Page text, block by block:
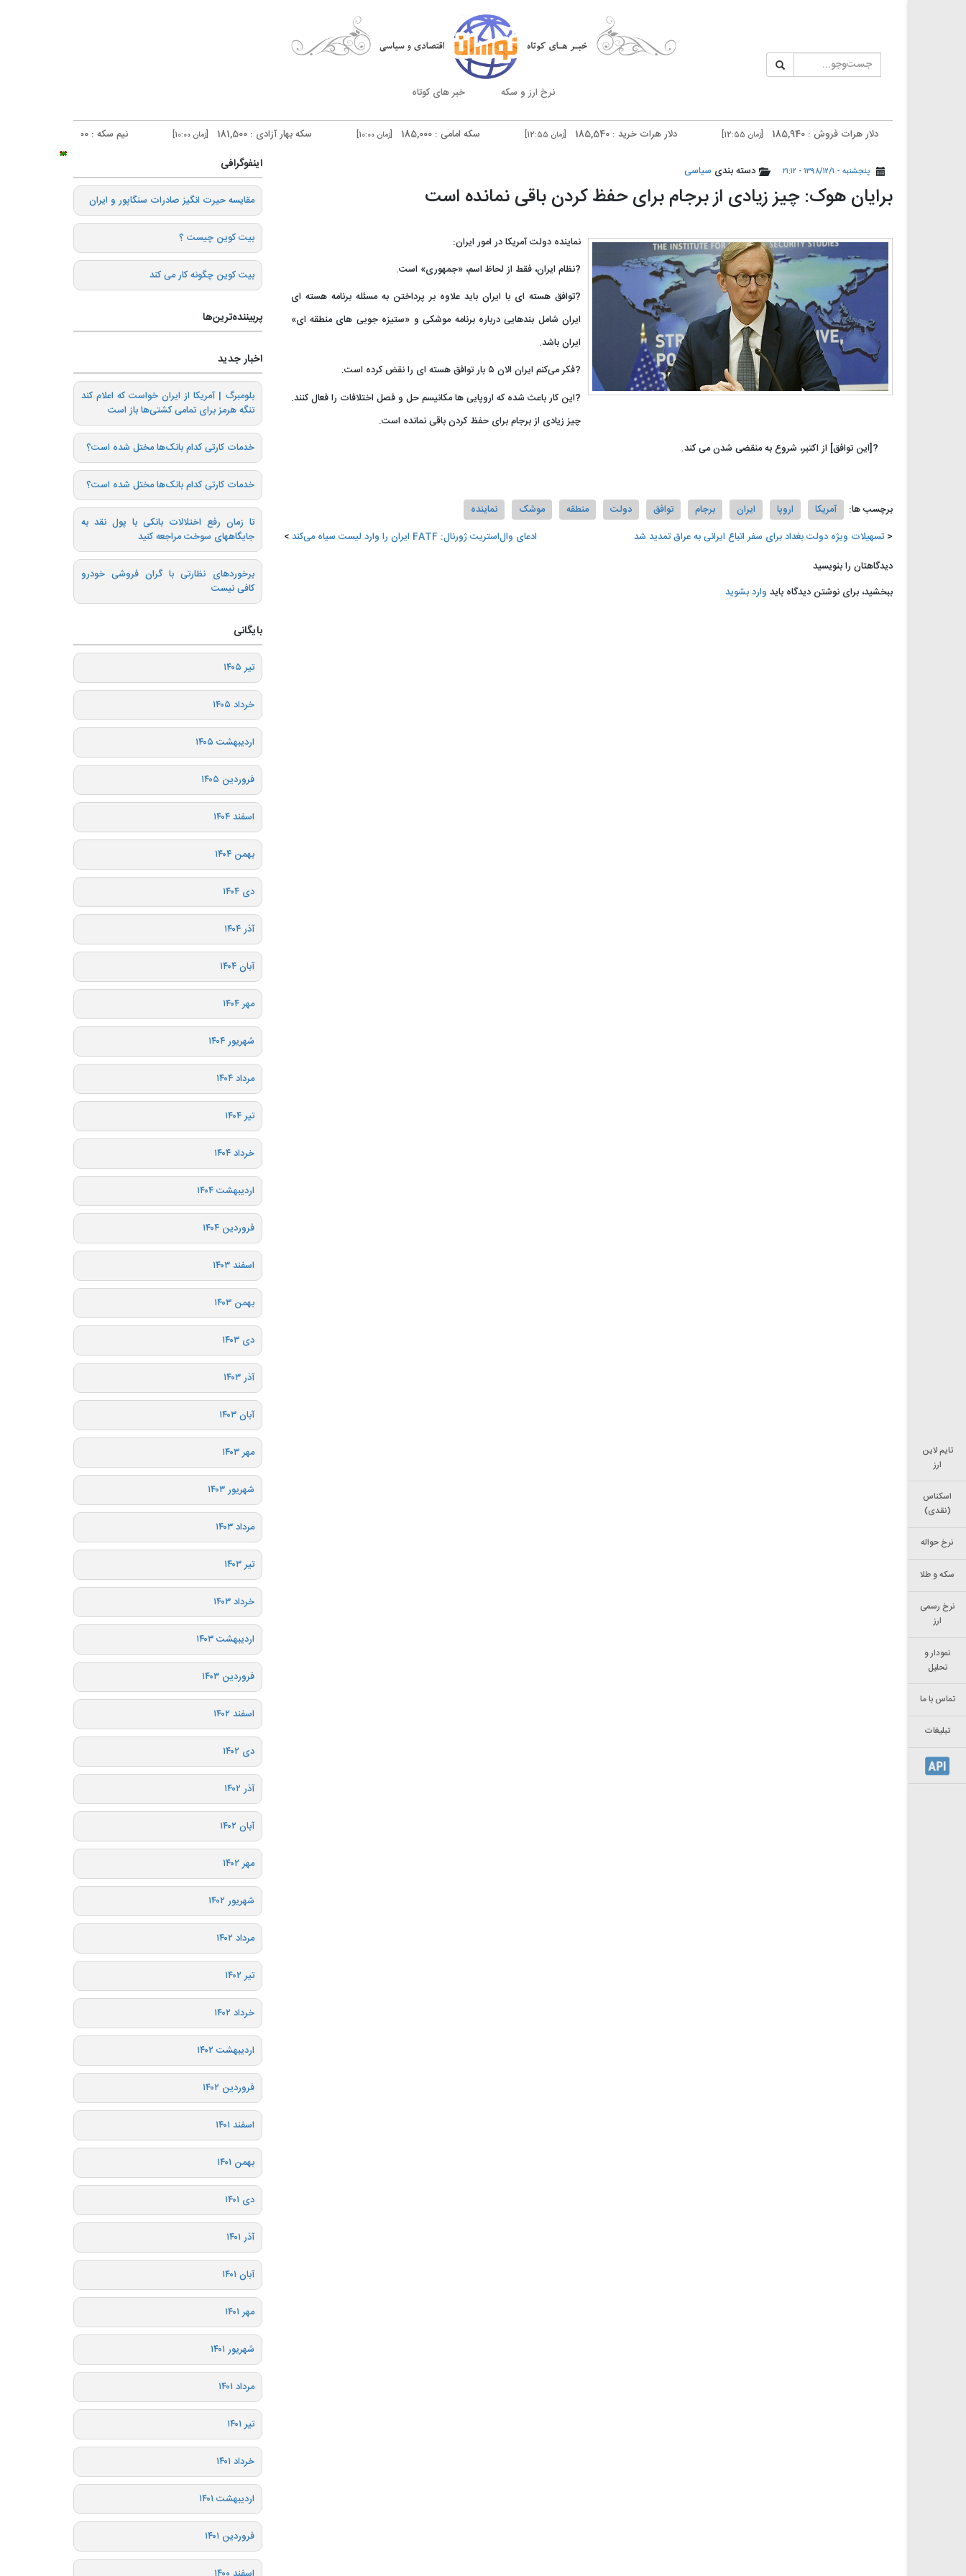
نرخ ارز و سکه خبر های کوتاه
تایم لاین
ارز
اسکناس
(نقدی)
نرخ حواله
سکه و طلا
نرخ رسمی
ارز
نمودار و
تحلیل
تماس با ما
تبلیغات
دلار هرات فروش : 185,940 [زمان 12:55] دلار هرات خرید : 185,540 [زمان 12:55] سکه امامی : 185,000 [زمان 10:00] سکه بهار آزادی : 181,500 [زمان 10:00] [زمان 10:00]
دلار تهران فروش : 186,700
دلار تهران خرید : 186,300
پنجشنبه - ۱۳۹۸/۱۲/۱ - ۲۱:۱۲ دسته بندی سیاسی
️برایان هوک: چیز زیادی از برجام برای حفظ کردن باقی نمانده است
نماینده دولت آمریکا در امور ایران:
?نظام ایران، فقط از لحاظ اسم، «جمهوری» است.
?توافق هسته ‌ای با ایران باید علاوه بر پرداختن به مسئله برنامه هسته ‌ای
ایران شامل بندهایی درباره برنامه موشکی و «ستیزه ‌جویی‌ های منطقه ‌ای»
ایران باشد.
?فکر می‌کنم ایران الان ۵ بار توافق هسته ‌ای را نقض کرده است.
?این کار باعث شده که اروپایی ‌ها مکانیسم حل و فصل اختلافات را فعال کنند.
چیز زیادی از برجام برای حفظ کردن باقی نمانده است.
?[این توافق] از اکتبر، شروع به منقضی شدن می ‌کند.
برچسب ها: آمریکا اروپا ایران برجام توافق دولت منطقه موشک
نماینده
️تسهیلات ویژه دولت بغداد برای سفر اتباع ایرانی به عراق تمدید شد
️ادعای وال‌استریت ‌‌ژورنال: FATF ایران را وارد لیست سیاه می‌کند
دیدگاهتان را بنویسید
ببخشید، برای نوشتن دیدگاه باید وارد بشوید
اینفوگرافی
️مقایسه حیرت انگیز صادرات سنگاپور و ایران
بیت کوین چیست ؟
بیت کوین چگونه کار می کند
پربیننده‌ترین‌ها
اخبار جدید
بلومبرگ | آمریکا از ایران خواست که اعلام کند
تنگه هرمز برای تمامی کشتی‌ها باز است
خدمات کارتی کدام بانک‌ها مختل شده است؟
خدمات کارتی کدام بانک‌ها مختل شده است؟
تا زمان رفع اختلالات بانکی با پول نقد به
جایگاههای سوخت مراجعه کنید
برخوردهای نظارتی با گران فروشی خودرو
کافی نیست
بایگانی
تیر ۱۴۰۵
خرداد ۱۴۰۵
اردیبهشت ۱۴۰۵
فروردین ۱۴۰۵
اسفند ۱۴۰۴
بهمن ۱۴۰۴
دی ۱۴۰۴
آذر ۱۴۰۴
آبان ۱۴۰۴
مهر ۱۴۰۴
شهریور ۱۴۰۴
مرداد ۱۴۰۴
تیر ۱۴۰۴
خرداد ۱۴۰۴
اردیبهشت ۱۴۰۴
فروردین ۱۴۰۴
اسفند ۱۴۰۳
بهمن ۱۴۰۳
دی ۱۴۰۳
آذر ۱۴۰۳
آبان ۱۴۰۳
مهر ۱۴۰۳
شهریور ۱۴۰۳
مرداد ۱۴۰۳
تیر ۱۴۰۳
خرداد ۱۴۰۳
اردیبهشت ۱۴۰۳
فروردین ۱۴۰۳
اسفند ۱۴۰۲
دی ۱۴۰۲
آذر ۱۴۰۲
آبان ۱۴۰۲
مهر ۱۴۰۲
شهریور ۱۴۰۲
مرداد ۱۴۰۲
تیر ۱۴۰۲
خرداد ۱۴۰۲
اردیبهشت ۱۴۰۲
فروردین ۱۴۰۲
اسفند ۱۴۰۱
بهمن ۱۴۰۱
دی ۱۴۰۱
آذر ۱۴۰۱
آبان ۱۴۰۱
مهر ۱۴۰۱
شهریور ۱۴۰۱
مرداد ۱۴۰۱
تیر ۱۴۰۱
خرداد ۱۴۰۱
اردیبهشت ۱۴۰۱
فروردین ۱۴۰۱